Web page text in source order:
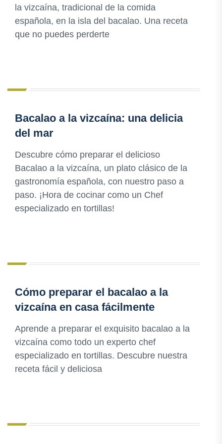
la vizcaína, tradicional de la comida
española, en la isla del bacalao. Una receta
que no puedes perderte
Bacalao a la vizcaína: una delicia
del mar
Descubre cómo preparar el delicioso
Bacalao a la vizcaína, un plato clásico de la
gastronomía española, con nuestro paso a
paso. ¡Hora de cocinar como un Chef
especializado en tortillas!
Cómo preparar el bacalao a la
vizcaína en casa fácilmente
Aprende a preparar el exquisito bacalao a la
vizcaína como todo un experto chef
especializado en tortillas. Descubre nuestra
receta fácil y deliciosa